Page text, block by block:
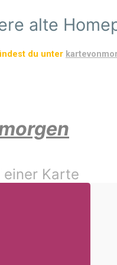
alte
du unter
Karte